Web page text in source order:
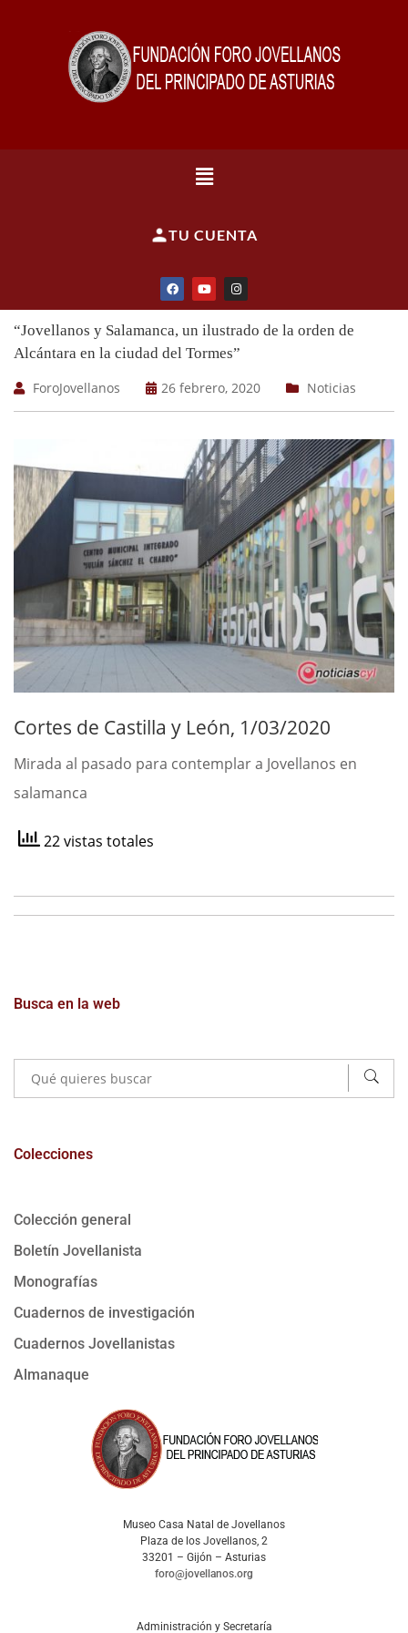
TU CUENTA
Busca en la web
Colecciones
Colección general
Boletín Jovellanista
Monografías
Cuadernos de investigación
Cuadernos Jovellanistas
Almanaque
“Jovellanos y Salamanca, un ilustrado de la orden de
Alcántara en la ciudad del Tormes”
ForoJovellanos
26 febrero, 2020 Noticias
Cortes de Castilla y León, 1/03/2020
Mirada al pasado para contemplar a Jovellanos en
salamanca
22 vistas totales
Museo Casa Natal de Jovellanos
Plaza de los Jovellanos, 2
33201 – Gijón – Asturias
foro@jovellanos.org
Administración y Secretaría